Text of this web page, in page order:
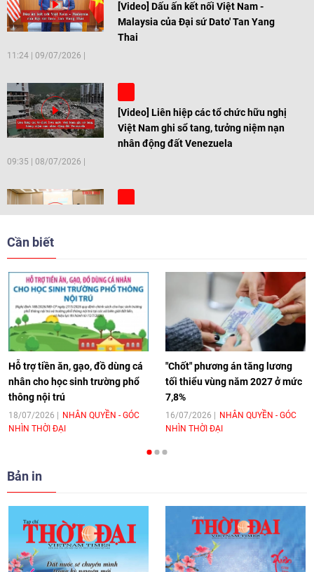
[Video] Dấu ấn kết nối Việt Nam -
Malaysia của Đại sứ Dato' Tan Yang
Thai
11:24 09/07/2026
[Video] Liên hiệp các tổ chức hữu nghị
Việt Nam ghi sổ tang, tưởng niệm nạn
nhân động đất Venezuela
09:35 08/07/2026
[Video] Trẻ em Đông Á cùng kiến tạo
[Video] Âm nhạc flamenco gắn kết văn
hoá Việt Nam - Tây Ban Nha
11:10 17/06/2026
[Video] Trao tặng Kỷ niệm chương "Vì
hòa bình, hữu nghị giữa các dân tộc"
cho Đại sứ Hungary tại Việt Nam
[Video] Nhân dân Việt Nam luôn trân
trọng tình cảm của nước Nga
08:02 | 13/06/2026
Cần biết
Hỗ trợ tiền ăn, gạo, đồ dùng cá
nhân cho học sinh trường phổ
thông nội trú
18/07/2026
NHÂN QUYỀN - GÓC
NHÌN THỜI ĐẠI
"Chốt" phương án tăng lương
tối thiểu vùng năm 2027 ở mức
7,8%
16/07/2026
NHÂN QUYỀN - GÓC
NHÌN THỜI ĐẠI
Bản in